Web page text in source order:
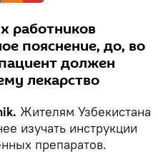
работников
пояснение, до, во
должен
лекарство
Жителям Узбекистана
изучать инструкции
препаратов.